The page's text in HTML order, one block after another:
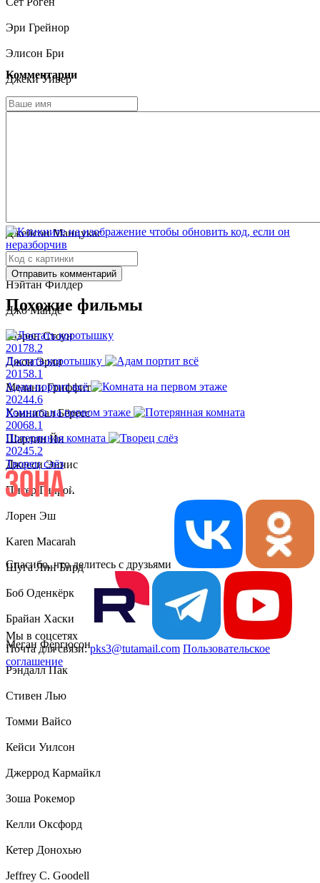
Эри Грейнор
Элисон Бри
Джеки Уивер
Пол Шир
Джейсон Манцукас
Эндрю Сантино
Нэйтан Филдер
Джо Манде
Шэрон Стоун
Джон Эрли
Мелани Гриффит
Хэннибал Бёресс
Шарлин Йи
Джесси Эннис
Питер Гилрой
Лорен Эш
Karen Macarah
Шуга Лин Бирд
Боб Оденкёрк
Брайан Хаски
Меган Фергюсон
Рэндалл Пак
Стивен Лью
Томми Вайсо
Кейси Уилсон
Джеррод Кармайкл
Зоша Рокемор
Келли Оксфорд
Кетер Донохью
Jeffrey C. Goodell
Комментарии
Отправить комментарий
Похожие фильмы
20178.2
Достать коротышку
20158.1
Адам портит всё
20244.6
Комната на первом этаже
20068.1
Потерянная комната
20245.2
Творец слёз
Спасибо, что делитесь с друзьями
Мы в соцсетях
Почта для связи:pks3@tutamail.com Пользовательское
соглашение